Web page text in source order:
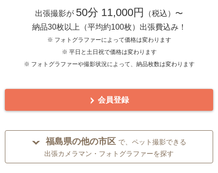
出張撮影が 50分 11,000円
（税込）〜
納品30枚以上（平均約100枚）出張費込み！
※ フォトグラファーによって価格は変わります
※ 平日と土日祝で価格は変わります
※ フォトグラファーや撮影状況によって、納品枚数は変わります
会員登録
福島県の他の市区 で、ペット撮影できる
出張カメラマン・フォトグラファーを探す